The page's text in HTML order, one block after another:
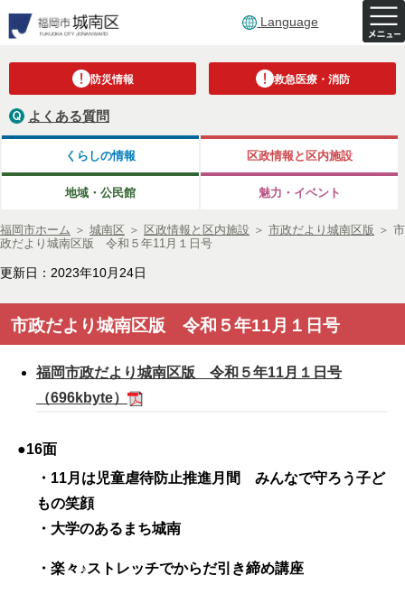
Language
防災情報 救急医療・消防
よくある質問
くらしの情報 区政情報と区内施設
地域・公民館 魅力・イベント
福岡市ホーム ＞ 城南区 ＞ 区政情報と区内施設 ＞ 市政だより城南区版 ＞ 市
政だより城南区版 令和５年11月１日号
更新日：2023年10月24日
市政だより城南区版 令和５年11月１日号
福岡市政だより城南区版 令和５年11月１日号
（696kbyte）
●16面
・11月は児童虐待防止推進月間 みんなで守ろう子ど
もの笑顔
・大学のあるまち城南
・楽々♪ストレッチでからだ引き締め講座